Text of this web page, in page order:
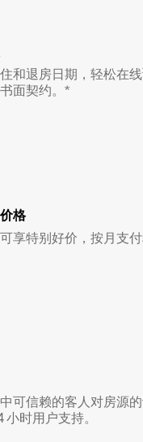
和退房日期，轻松在
面契约。*
格
享特别好价，按月支
可信赖的客人对房源
时用户支持。